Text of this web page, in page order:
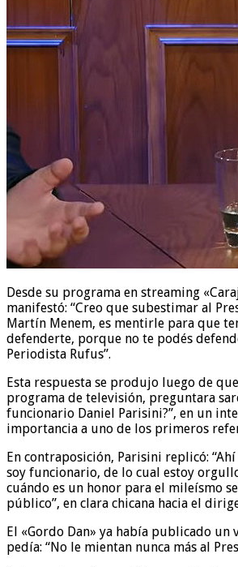
Desde su programa en streaming
manifestó: “Creo que subestimar al
Martín Menem, es mentirle para que
defenderte, porque no te podés
Periodista Rufus”.
Esta respuesta se produjo luego de
programa de televisión, preguntara
funcionario Daniel Parisini?”, en un
importancia a uno de los primeros
En contraposición, Parisini replicó:
soy funcionario, de lo cual estoy
cuándo es un honor para el mileísmo
público”, en clara chicana hacia el
El «Gordo Dan» ya había publicado un
pedía: “No le mientan nunca más al